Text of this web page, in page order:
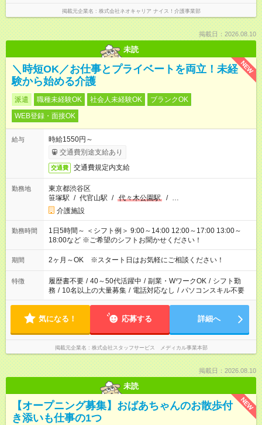
掲載元企業名 株式会社ネオキャリア ナイス！介護事業部
掲載日：2026.08.10
未読
NEW
＼時短OK／お仕事とプライベートを両立！未経
験から始める介護
派遣 職種未経験OK 社会人未経験OK
ブランクOK
WEB登録・面接OK
給与
時給1550円～
交通費別途支給あり
交通費 交通費規定内支給
勤務地
東京都渋谷区
笹塚駅 / 代官山駅 / 代々木公園駅 / …
介護施設
勤務時間
1日5時間～ ＜シフト例＞ 9:00～14:00 12:00～17:00 13:00～
18:00など ※ご希望のシフトお聞かせください！
期間 2ヶ月～OK ※スタート日はお気軽にご相談ください！
特徴 履歴書不要 / 40～50代活躍中 / 副業・WワークOK / シフト勤
務 / 10名以上の大量募集 / 電話対応なし / パソコンスキル不要
気になる！ 応募する 詳細へ
掲載元企業名 株式会社スタッフサービス メディカル事業本部
掲載日：2026.08.10
未読
NEW
【オープニング募集】おばあちゃんのお散歩付
き添いも仕事の1つ